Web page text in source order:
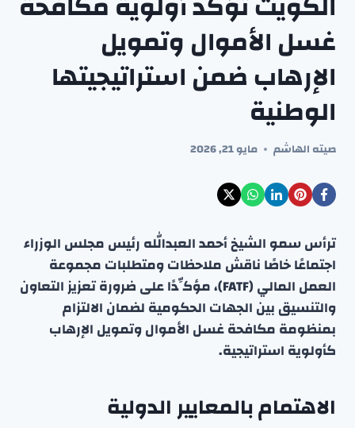
غسل الأموال وتمويل
الإرهاب ضمن استراتيجيتها
الوطنية
صيته الهاشم مايو 21, 2026
ترأس سمو الشيخ أحمد العبدالله رئيس مجلس الوزراء
اجتماعًا خاصًا ناقش ملاحظات ومتطلبات مجموعة
العمل المالي (FATF)، مؤكِّدًا على ضرورة تعزيز التعاون
والتنسيق بين الجهات الحكومية لضمان الالتزام
بمنظومة مكافحة غسل الأموال وتمويل الإرهاب
كأولوية استراتيجية.
الاهتمام بالمعايير الدولية